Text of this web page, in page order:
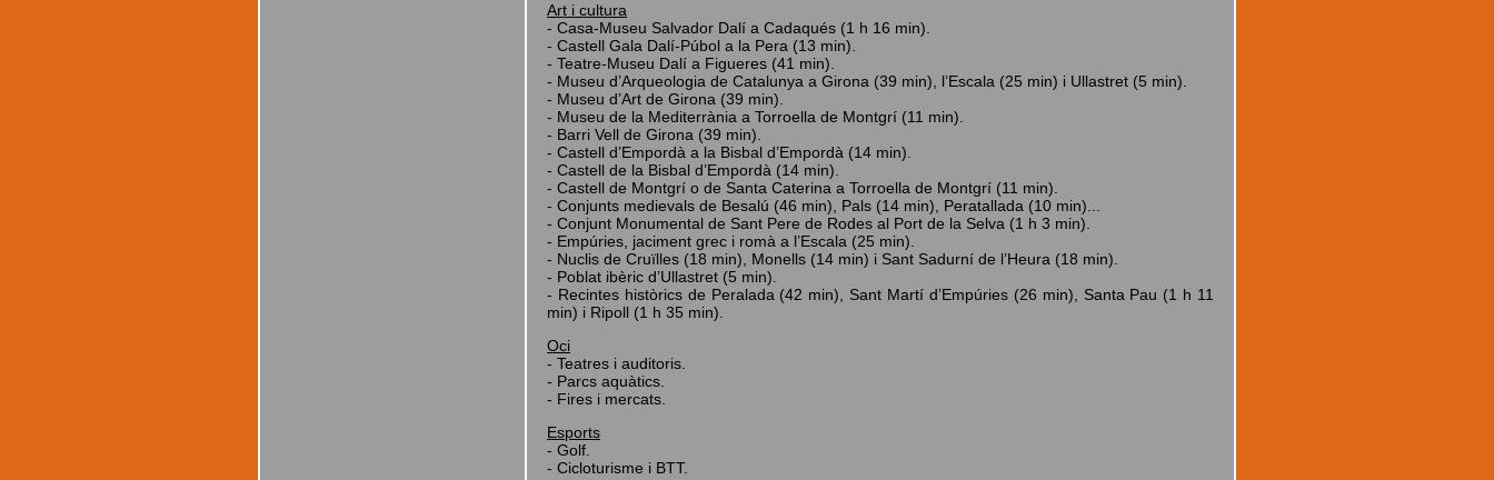
Art i cultura
- Casa-Museu Salvador Dalí a Cadaqués (1 h 16 min).
- Castell Gala Dalí-Púbol a la Pera (13 min).
- Teatre-Museu Dalí a Figueres (41 min).
- Museu d’Arqueologia de Catalunya a Girona (39 min), l’Escala (25 min) i Ullastret (5 min).
- Museu d’Art de Girona (39 min).
- Museu de la Mediterrània a Torroella de Montgrí (11 min).
- Barri Vell de Girona (39 min).
- Castell d’Empordà a la Bisbal d’Empordà (14 min).
- Castell de la Bisbal d’Empordà (14 min).
- Castell de Montgrí o de Santa Caterina a Torroella de Montgrí (11 min).
- Conjunts medievals de Besalú (46 min), Pals (14 min), Peratallada (10 min)...
- Conjunt Monumental de Sant Pere de Rodes al Port de la Selva (1 h 3 min).
- Empúries, jaciment grec i romà a l’Escala (25 min).
- Nuclis de Cruïlles (18 min), Monells (14 min) i Sant Sadurní de l’Heura (18 min).
- Poblat ibèric d’Ullastret (5 min).
- Recintes històrics de Peralada (42 min), Sant Martí d’Empúries (26 min), Santa Pau (1 h 11
min) i Ripoll (1 h 35 min).
Oci
- Teatres i auditoris.
- Parcs aquàtics.
- Fires i mercats.
Esports
- Golf.
- Cicloturisme i BTT.